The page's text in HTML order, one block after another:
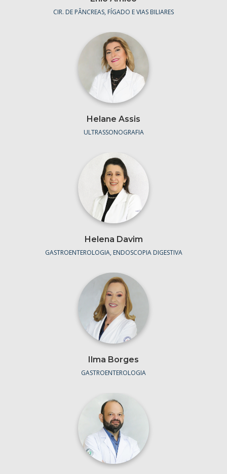
CIR. DE PÂNCREAS, FÍGADO E VIAS BILIARES
Helane Assis
ULTRASSONOGRAFIA
Helena Davim
GASTROENTEROLOGIA, ENDOSCOPIA DIGESTIVA
Ilma Borges
GASTROENTEROLOGIA